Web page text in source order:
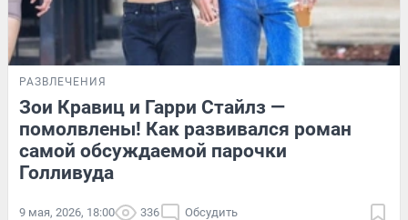
РАЗВЛЕЧЕНИЯ
Зои Кравиц и Гарри Стайлз —
помолвлены! Как развивался роман
самой обсуждаемой парочки
Голливуда
9 мая, 2026, 18:00 336 Обсудить